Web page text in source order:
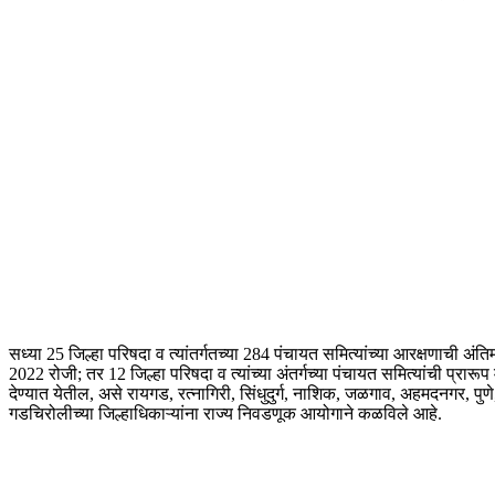
सध्या 25 जिल्हा परिषदा व त्यांतर्गतच्या 284 पंचायत समित्यांच्या आरक्षणाची
2022 रोजी; तर 12 जिल्हा परिषदा व त्यांच्या अंतर्गच्या पंचायत समित्यांची
देण्यात येतील, असे रायगड, रत्नागिरी, सिंधुदुर्ग, नाशिक, जळगाव, अहमदनगर,
गडचिरोलीच्या जिल्हाधिकाऱ्यांना राज्य निवडणूक आयोगाने कळविले आहे.